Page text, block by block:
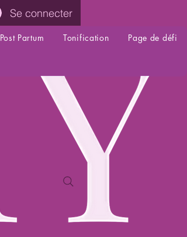
Se connecter
Post Partum Tonification Page de défi